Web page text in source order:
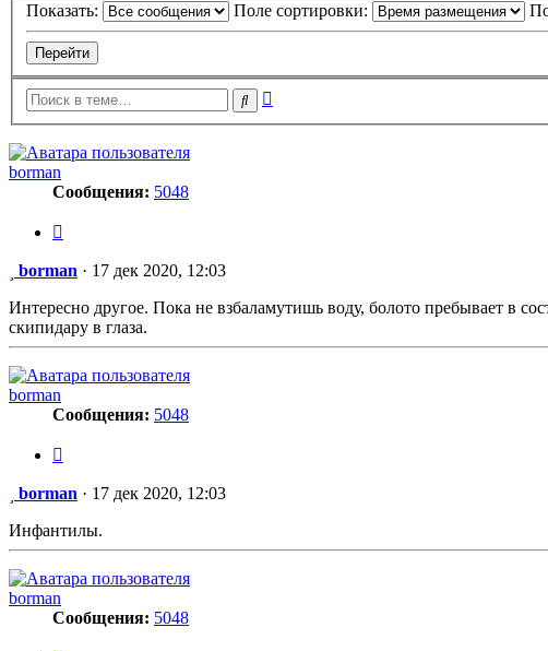
Показать: Поле сортировки:
Поиск
borman
Сообщения: 5048
Сообщение
borman · 17 дек 2020, 12:03
Интересно другое. Пока не взбаламутишь воду, болото пребывает в
скипидару в глаза.
borman
Сообщения: 5048
Сообщение
borman · 17 дек 2020, 12:03
Инфантилы.
borman
Сообщения: 5048